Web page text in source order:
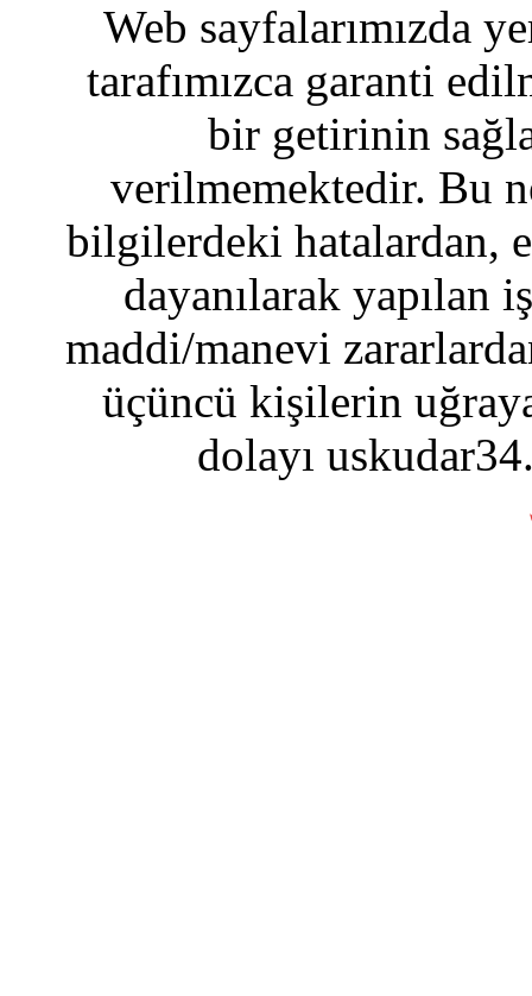
Web sayfalarımızda
tarafımızca garanti
bir getirinin
verilmemektedir. Bu
bilgilerdeki hatalardan,
dayanılarak yapılan
maddi/manevi
üçüncü kişilerin
dolayı